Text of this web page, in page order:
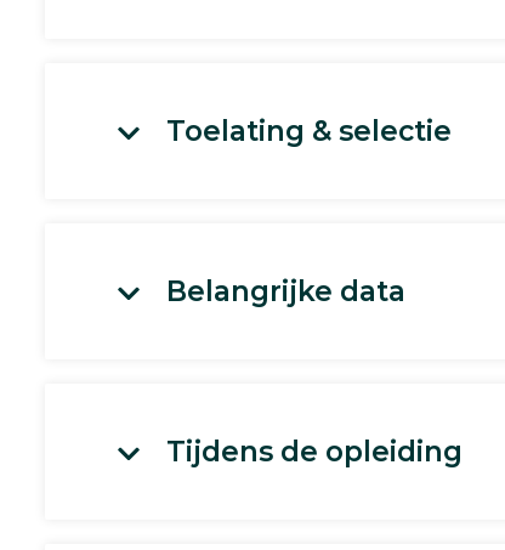
Toelating & selectie
Belangrijke data
Tijdens de opleiding